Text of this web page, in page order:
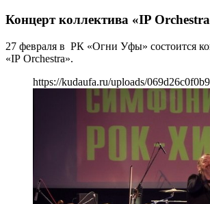
Концерт коллектива «IP
27 февраля в РК «Огни Уфы» состоится
«IP Orchestra».
https://kudaufa.ru/uploads/